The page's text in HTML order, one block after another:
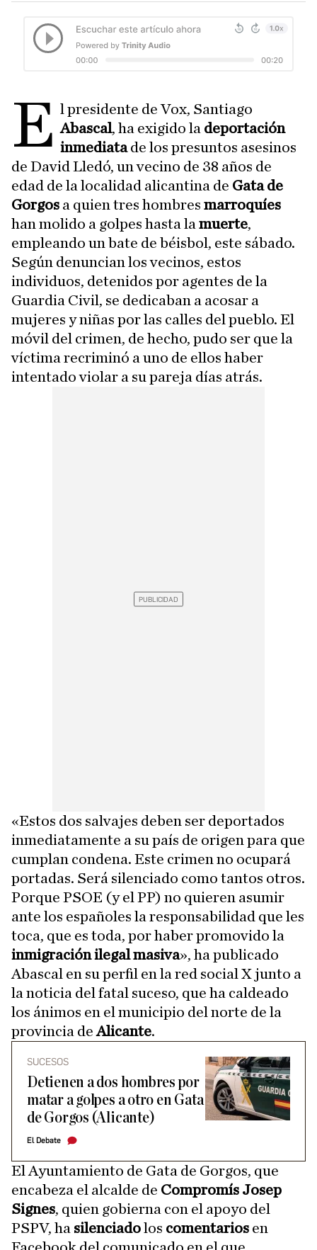
E l presidente de Vox, Santiago
Abascal, ha exigido la deportación
inmediatade los presuntos asesinos
de David Lledó, un vecino de 38 años de
edad de la localidad alicantina de Gata de
Gorgos a quien tres hombres marroquíes
han molido a golpes hasta la muerte,
empleando un bate de béisbol, este sábado.
Según denuncian los vecinos, estos
individuos, detenidos por agentes de la
Guardia Civil, se dedicaban a acosar a
mujeres y niñas por las calles del pueblo. El
móvil del crimen, de hecho, pudo ser que la
víctima recriminó a uno de ellos haber
intentado violar a su pareja días atrás.
«Estos dos salvajes deben ser deportados
inmediatamente a su país de origen para que
cumplan condena. Este crimen no ocupará
portadas. Será silenciado como tantos otros.
Porque PSOE (y el PP) no quieren asumir
ante los españoles la responsabilidad que les
toca, que es toda, por haber promovido la
inmigración ilegal masiva», ha publicado
Abascal en su perfil en la red social X junto a
la noticia del fatal suceso, que ha caldeado
los ánimos en el municipio del norte de la
provincia deAlicante.
SUCESOS
Detienen a dos hombres por
matar a golpes a otro en Gata
de Gorgos (Alicante)
El Debate
El Ayuntamiento de Gata de Gorgos, que
encabeza el alcalde de Compromís Josep
Signes, quien gobierna con el apoyo del
PSPV, ha silenciadolos comentarios en